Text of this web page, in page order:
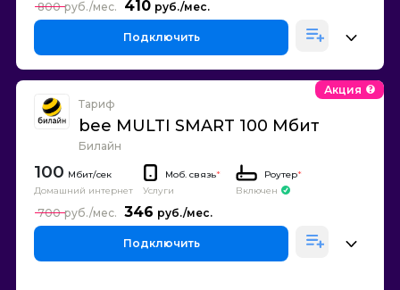
410
800
Подключить
Тариф
bee MULTI SMART 100 Мбит
Билайн
Акция
100
Домашний интернет
Моб. связь*
Услуги
Роутер*
Включен
346
700
Подключить